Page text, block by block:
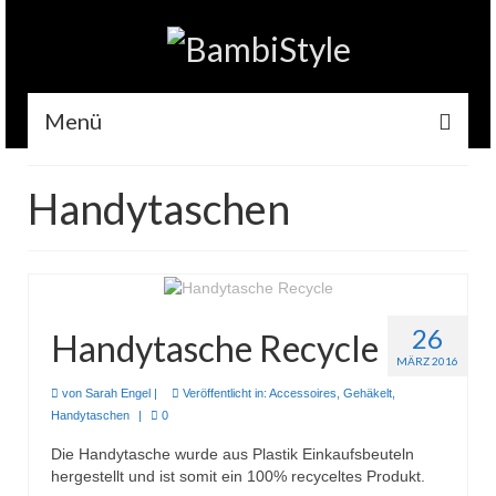
Menü
Gehäkelt
Accessoires
Tempotaschen
Schlüsselwärmer
Kuscheltiere
Handytaschen
26
MÄRZ 2016
Handytasche Recycle
von Sarah Engel | Veröffentlicht in: Accessoires Gehäkelt
Handytaschen
| 0
Die Handytasche wurde aus Plastik Einkaufsbeuteln
hergestellt und ist somit ein 100% recyceltes Produkt.